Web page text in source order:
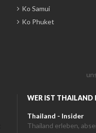
Ko Samui
Ko Phuket
WER IST THAILAND
Thailand - Insider
Thailand erleben,